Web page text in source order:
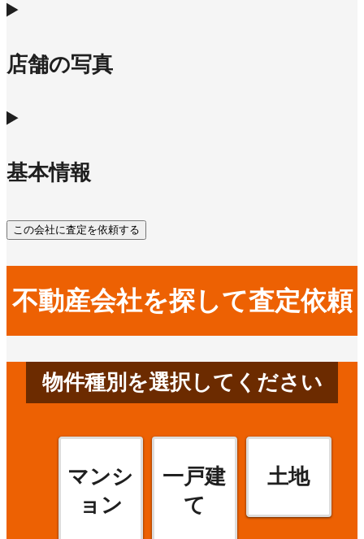
店舗の写真
基本情報
この会社に査定を依頼する
不動産会社を探して査定依頼
物件種別を選択してください
マンシ
ョン
一戸建
て
土地